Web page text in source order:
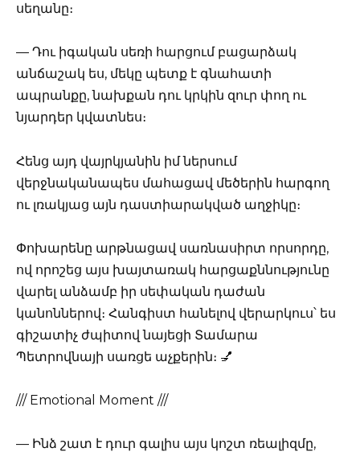
սեղանը։
— Դու իգական սեռի հարցում բացարձակ
անճաշակ ես, մեկը պետք է գնահատի
ապրանքը, նախքան դու կրկին զուր փող ու
նյարդեր կվատնես։
Հենց այդ վայրկյանին իմ ներսում
վերջնականապես մահացավ մեծերին հարգող
ու լռակյաց այն դաստիարակված աղջիկը։
Փոխարենը արթնացավ սառնասիրտ որսորդը,
ով որոշեց այս խայտառակ հարցաքննությունը
վարել անձամբ իր սեփական դաժան
կանոններով։ Հանգիստ հանելով վերարկուս՝ ես
գիշատիչ ժպիտով նայեցի Տամարա
Պետրովնայի սառցե աչքերին։ 💅
/// Emotional Moment ///
— Ինձ շատ է դուր գալիս այս կոշտ ռեալիզմը,